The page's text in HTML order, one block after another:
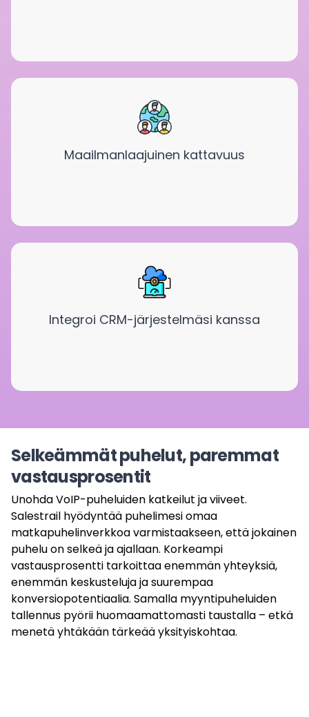
Maailmanlaajuinen kattavuus
Integroi CRM-järjestelmäsi kanssa
Selkeämmät puhelut, paremmat
vastausprosentit
Unohda VoIP-puheluiden katkeilut ja viiveet.
Salestrail hyödyntää puhelimesi omaa
matkapuhelinverkkoa varmistaakseen, että jokainen
puhelu on selkeä ja ajallaan. Korkeampi
vastausprosentti tarkoittaa enemmän yhteyksiä,
enemmän keskusteluja ja suurempaa
konversiopotentiaalia. Samalla myyntipuheluiden
tallennus pyörii huomaamattomasti taustalla – etkä
menetä yhtäkään tärkeää yksityiskohtaa.